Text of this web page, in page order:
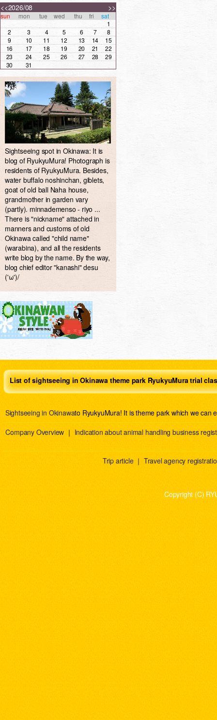
<< >>
2026/08
sun mon tue wed thu fri
sat
1
2
3 4 5 6 7
8
9
10 11 12 13 14
15
16
17 18 19 20 21
22
23
24 25 26 27 28
29
30
31
Sightseeing spot in Okinawa: It is
blog of RyukyuMura! Photograph is
residents of RyukyuMura. Besides,
water buffalo noshinchan, giblets,
goat of old ball Naha house,
grandmother in garden vary
(partly). minnademenso - riyo ...
There is "nickname" attached in
manners and customs of old
Okinawa called "child name"
(warabina), and all the residents
write blog by the name. By the way,
blog chief editor "kanashi" desu
('ω')/
List of sightseeing in Okinawa theme park RyukyuMura trial
Sightseeing in Okinawato RyukyuMura! It is theme park which we can
Company Overview ｜ Indication about animal handling business
Trip article ｜ Travel agency
Copyright (C)